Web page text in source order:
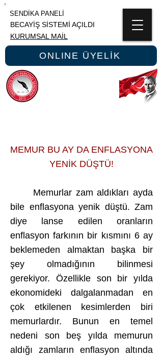
SENDİKA PANELİ
BECAYİŞ SİSTEMİ AÇILDI
KURUMSAL MAİL
ONLINE ÜYELİK
MEMUR BU AY DA ENFLASYONA
YENİK DÜŞTÜ!
Memurlar zam aldıkları ayda
bile enflasyona yenik düştü. Zam
diye lanse edilen oranların
enflasyon farkının bir kısmını 6 ay
beklemeden almaktan başka bir
şey olmadığının bilinmesi
gerekiyor. Özellikle son bir yılda
ekonomideki dalgalanmadan en
çok etkilenen kesimlerden biri
memurlardır. Bunun en temel
nedeni son beş yılda memurun
aldığı zamların enflasyon altında